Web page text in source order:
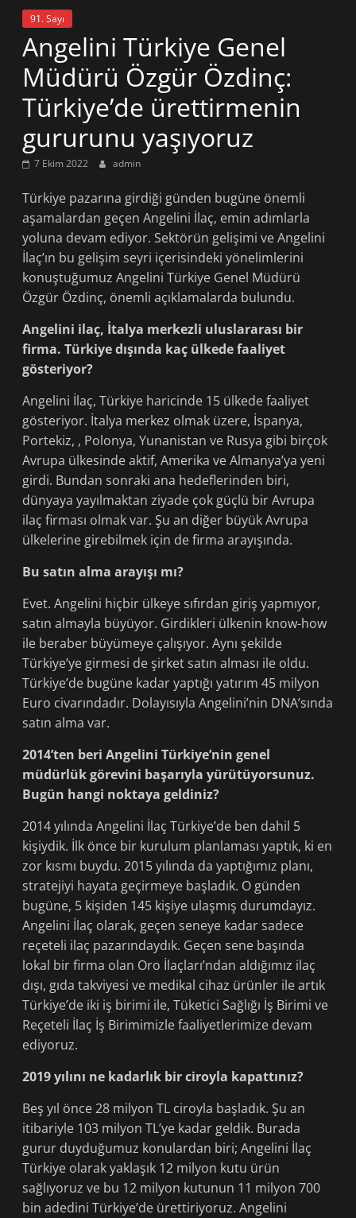
91. Sayı
Angelini Türkiye Genel
Müdürü Özgür Özdinç:
Türkiye’de ürettirmenin
gururunu yaşıyoruz
7 Ekim 2022 admin
Türkiye pazarına girdiği günden bugüne önemli
aşamalardan geçen Angelini İlaç, emin adımlarla
yoluna devam ediyor. Sektörün gelişimi ve Angelini
İlaç’ın bu gelişim seyri içerisindeki yönelimlerini
konuştuğumuz Angelini Türkiye Genel Müdürü
Özgür Özdinç, önemli açıklamalarda bulundu.
Angelini ilaç, İtalya merkezli uluslararası bir
firma. Türkiye dışında kaç ülkede faaliyet
gösteriyor?
Angelini İlaç, Türkiye haricinde 15 ülkede faaliyet
gösteriyor. İtalya merkez olmak üzere, İspanya,
Portekiz, , Polonya, Yunanistan ve Rusya gibi birçok
Avrupa ülkesinde aktif, Amerika ve Almanya’ya yeni
girdi. Bundan sonraki ana hedeflerinden biri,
dünyaya yayılmaktan ziyade çok güçlü bir Avrupa
ilaç firması olmak var. Şu an diğer büyük Avrupa
ülkelerine girebilmek için de firma arayışında.
Bu satın alma arayışı mı?
Evet. Angelini hiçbir ülkeye sıfırdan giriş yapmıyor,
satın almayla büyüyor. Girdikleri ülkenin know-how
ile beraber büyümeye çalışıyor. Aynı şekilde
Türkiye’ye girmesi de şirket satın alması ile oldu.
Türkiye’de bugüne kadar yaptığı yatırım 45 milyon
Euro civarındadır. Dolayısıyla Angelini’nin DNA’sında
satın alma var.
2014’ten beri Angelini Türkiye’nin genel
müdürlük görevini başarıyla yürütüyorsunuz.
Bugün hangi noktaya geldiniz?
2014 yılında Angelini İlaç Türkiye’de ben dahil 5
kişiydik. İlk önce bir kurulum planlaması yaptık, ki en
zor kısmı buydu. 2015 yılında da yaptığımız planı,
stratejiyi hayata geçirmeye başladık. O günden
bugüne, 5 kişiden 145 kişiye ulaşmış durumdayız.
Angelini İlaç olarak, geçen seneye kadar sadece
reçeteli ilaç pazarındaydık. Geçen sene başında
lokal bir firma olan Oro İlaçları’ndan aldığımız ilaç
dışı, gıda takviyesi ve medikal cihaz ürünler ile artık
Türkiye’de iki iş birimi ile, Tüketici Sağlığı İş Birimi ve
Reçeteli İlaç İş Birimimizle faaliyetlerimize devam
ediyoruz.
2019 yılını ne kadarlık bir ciroyla kapattınız?
Beş yıl önce 28 milyon TL ciroyla başladık. Şu an
itibariyle 103 milyon TL’ye kadar geldik. Burada
gurur duyduğumuz konulardan biri; Angelini İlaç
Türkiye olarak yaklaşık 12 milyon kutu ürün
sağlıyoruz ve bu 12 milyon kutunun 11 milyon 700
bin adedini Türkiye’de ürettiriyoruz. Angelini